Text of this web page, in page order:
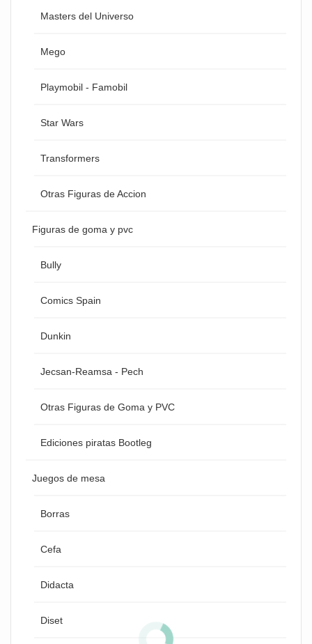
Masters del Universo
Mego
Playmobil - Famobil
Star Wars
Transformers
Otras Figuras de Accion
Figuras de goma y pvc
Bully
Comics Spain
Dunkin
Jecsan-Reamsa - Pech
Otras Figuras de Goma y PVC
Ediciones piratas Bootleg
Juegos de mesa
Borras
Cefa
Didacta
Diset